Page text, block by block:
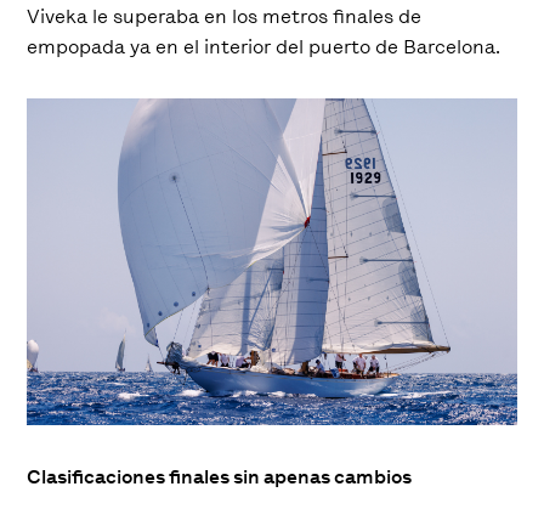
Viveka le superaba en los metros finales de
empopada ya en el interior del puerto de Barcelona.
Clasificaciones finales sin apenas cambios